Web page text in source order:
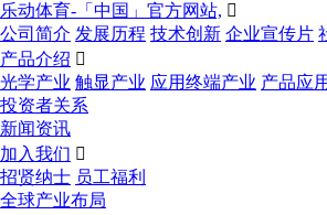
乐动体育-「中国」官方网站, 
公司简介 发展历程 技术创新 企业宣传片
产品介绍 
光学产业 触显产业 应用终端产业 产品应
投资者关系
新闻资讯
加入我们 
招贤纳士 员工福利
全球产业布局